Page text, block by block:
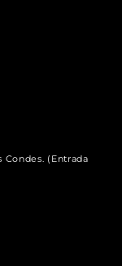
Condes. (Entrada